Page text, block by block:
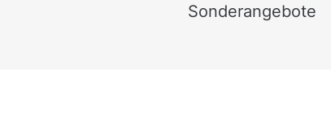
Sonderangebote